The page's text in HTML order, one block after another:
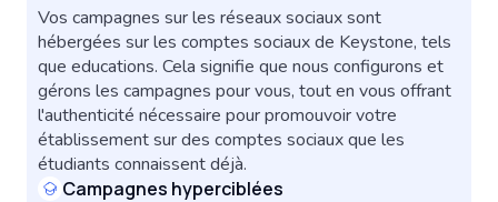
Vos campagnes sur les réseaux sociaux sont
hébergées sur les comptes sociaux de Keystone, tels
que educations. Cela signifie que nous configurons et
gérons les campagnes pour vous, tout en vous offrant
l'authenticité nécessaire pour promouvoir votre
établissement sur des comptes sociaux que les
étudiants connaissent déjà.
Campagnes hyperciblées